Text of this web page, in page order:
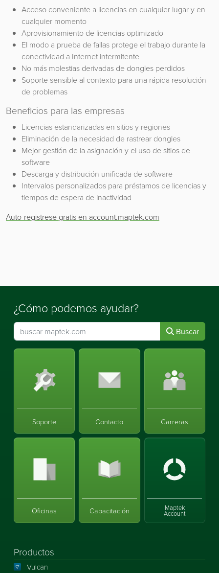
Acceso conveniente a licencias en cualquier lugar y en
cualquier momento
Aprovisionamiento de licencias optimizado
El modo a prueba de fallas protege el trabajo durante la
conectividad a Internet intermitente
No más molestias derivadas de dongles perdidos
Soporte sensible al contexto para una rápida resolución
de problemas
Beneficios para las empresas
Licencias estandarizadas en sitios y regiones
Eliminación de la necesidad de rastrear dongles
Mejor gestión de la asignación y el uso de sitios de
software
Descarga y distribución unificada de software
Intervalos personalizados para préstamos de licencias y
tiempos de espera de inactividad
Auto-registrese gratis en account.maptek.com
¿Cómo podemos ayudar?
Buscar
Soporte Contacto Carreras
Oficinas Capacitación Maptek
Account
Productos
Vulcan